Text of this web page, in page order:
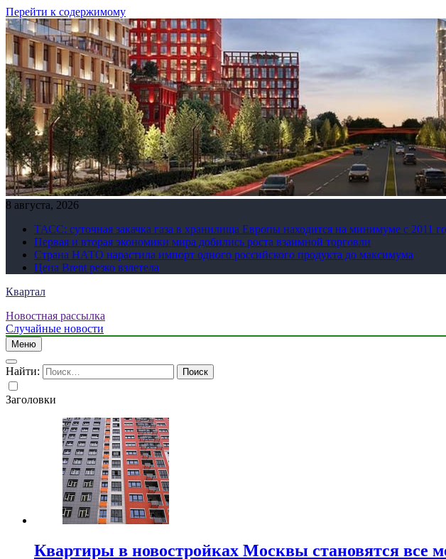
Перейти к содержимому
8 августа, 2026
ТАСС: суточная закачка газа в хранилища Европы находится на минимуме с 2011
Первая и вторая экономики мира добились роста взаимной торговли
Страна НАТО нарастила импорт одного российского продукта до максимума
Цена Brent резко взлетела
Квартал
Новостная рассылка
Случайные новости
Меню
Найти:
Заголовки
Квартиры в новостройках Москвы становятся все